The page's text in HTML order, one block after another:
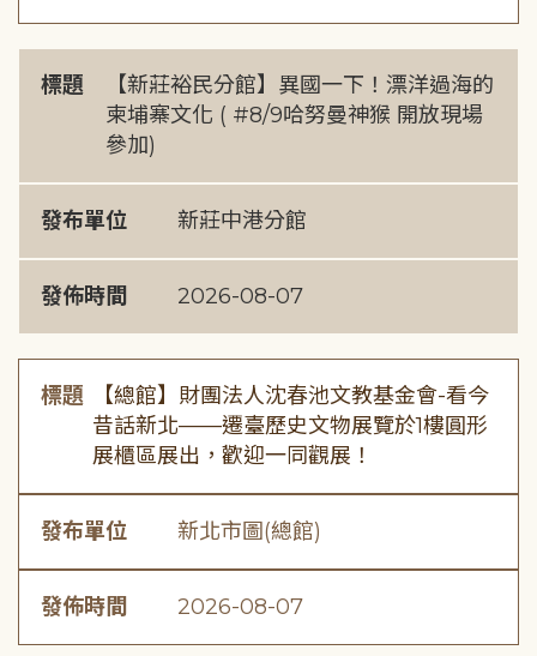
標題
【新莊裕民分館】異國一下！漂洋過海的
柬埔寨文化 ( #8/9哈努曼神猴 開放現場
參加)
發布單位 新莊中港分館
發佈時間 2026-08-07
標題
【總館】財團法人沈春池文教基金會-看今
昔話新北——遷臺歷史文物展覽於1樓圓形
展櫃區展出，歡迎一同觀展！
發布單位 新北市圖(總館)
發佈時間 2026-08-07